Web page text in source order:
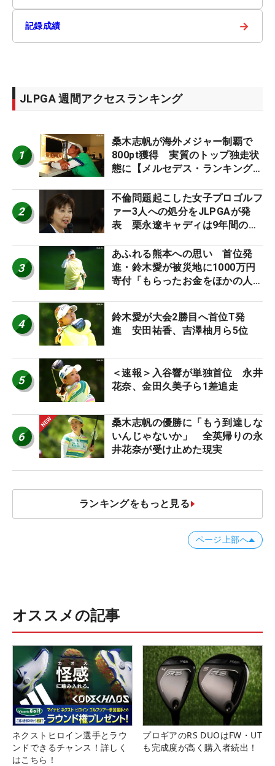
記録成績 →
JLPGA 週間アクセスランキング
1
桑木志帆が海外メジャー制覇で
800pt獲得 実質のトップ独走状
態に【メルセデス・ランキング番
2
不倫問題起こした女子プロゴルフ
ァー3人への処分をJLPGAが発
表 栗永遼キャディは9年間の立
3
あふれる熊本への思い 首位発
進・鈴木愛が被災地に1000万円
寄付「もらったお金をほかの人
4
鈴木愛が大会2勝目へ首位T発
進 安田祐香、吉澤柚月ら5位
5
＜速報＞入谷響が単独首位 永井
花奈、金田久美子ら1差追走
6
桑木志帆の優勝に「もう到達しな
いんじゃないか」 全英帰りの永
井花奈が受け止めた現実
ランキングをもっと見る
ページ上部へ
オススメの記事
ネクストヒロイン選手とラウ
ンドできるチャンス！詳しく
はこちら！
プロギアのRS DUOはFW・UT
も完成度が高く購入者続出！